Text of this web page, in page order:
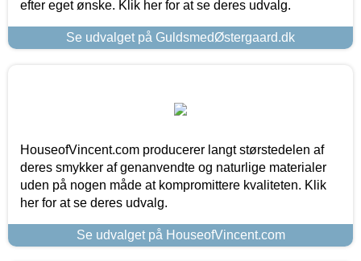
efter eget ønske. Klik her for at se deres udvalg.
Se udvalget på GuldsmedØstergaard.dk
HouseofVincent.com producerer langt størstedelen af
deres smykker af genanvendte og naturlige materialer
uden på nogen måde at kompromittere kvaliteten. Klik
her for at se deres udvalg.
Se udvalget på HouseofVincent.com